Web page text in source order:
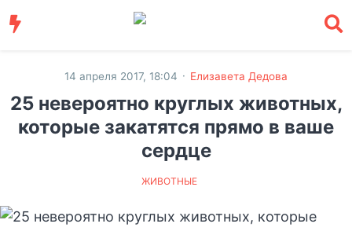
14 апреля 2017, 18:04 · Елизавета Дедова
25 невероятно круглых животных,
которые закатятся прямо в ваше
сердце
ЖИВОТНЫЕ